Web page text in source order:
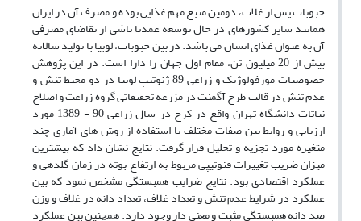
حبوبات پس از غلات، دومین منبع مهم غذایی بوده و مصرف آن در ایران
همانند سایر کشورهای در حال توسعه عمدتا ناشی از تقاضای مصرفی
آن به عنوان غذای انسان می باشد. در بین حبوبات، لوبیا با تولید سالانه
بیش از 20 میلیون تن، مقام اول جهان را دارا است. در این پژوهش
خصوصیات مورفولوژیک و زراعی 89 ژنوتیپ لوبیا در دو محیط تنش و
عدم تنش در قالب طرح آگمنت در مزرعه تحقیقاتی گروه زراعت و اصلاح
نباتات دانشگاه تهران واقع در کرج در سال زراعی 90 - 1389 مورد
ارزیابی و روابط بین صفات مختلف با استفاده از روش های آماری چند
متغیره مورد تجزیه و تحلیل قرار گرفت. نتایج نشان داد که بیشترین
میزان ضریب تغییرات فنوتیپی مربوط به ارتفاع بوته در زمان گلدهی و
عملکرد اقتصادی بود. نتایج ضرایب همبستگی مشخص نمود که بین
عملکرد در شرایط عدم تنش و تعداد غلاف، تعداد دانه در غلاف و وزن
صد دانه همبستگی مثبت و معنی دار وجود دارد. همچنین بین عملکرد